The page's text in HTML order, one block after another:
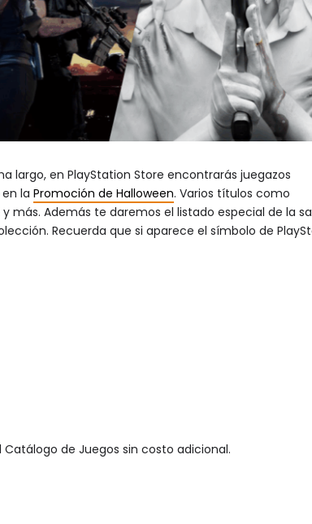
largo, en PlayStation Store encontrarás juegazos
la Promoción de Halloween. Varios títulos como
y más. Además te daremos el listado especial de la
Recuerda que si aparece el símbolo de
de Juegos sin costo adicional.